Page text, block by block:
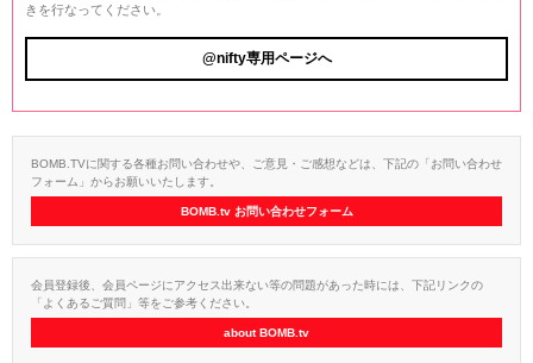
きを行なってください。
@nifty専用ページへ
BOMB.TVに関する各種お問い合わせや、ご意見・ご感想などは、下記の「お問い合わせ
フォーム」からお願いいたします。
BOMB.tv お問い合わせフォーム
会員登録後、会員ページにアクセス出来ない等の問題があった時には、下記リンクの
「よくあるご質問」等をご参考ください。
about BOMB.tv